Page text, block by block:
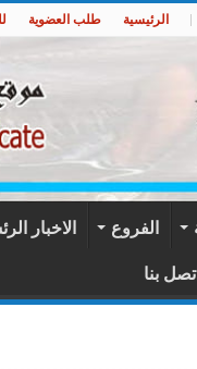
الرئيسية طلب العضوية
الفروع الاخبار
اتصل بنا